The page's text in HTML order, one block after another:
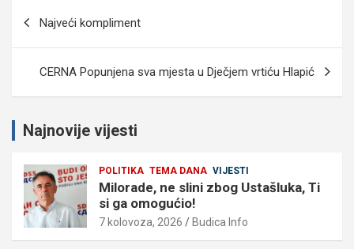
objava
Najveći kompliment
CERNA Popunjena sva mjesta u Dječjem vrtiću Hlapić
Najnovije vijesti
POLITIKA TEMA DANA VIJESTI
Milorade, ne slini zbog Ustašluka, Ti
si ga omogućio!
7 kolovoza, 2026 Budica Info